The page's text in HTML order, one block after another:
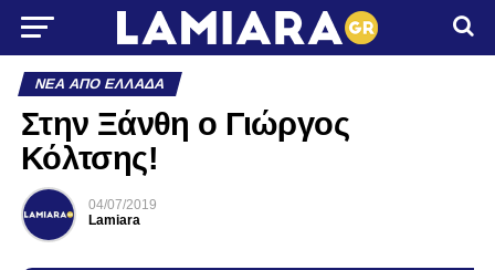
ΝΈΑ ΑΠΌ ΕΛΛΆΔΑ
Στην Ξάνθη ο Γιώργος
Κόλτσης!
04/07/2019
Lamiara